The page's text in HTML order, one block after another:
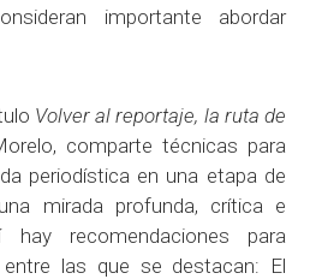
importante abordar
Volver al reportaje, la ruta de
comparte técnicas para
periodística en una etapa de
mirada profunda, crítica e
hay recomendaciones para
las que se destacan: El